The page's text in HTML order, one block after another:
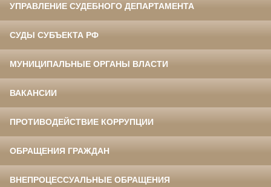
УПРАВЛЕНИЕ СУДЕБНОГО ДЕПАРТАМЕНТА
СУДЫ СУБЪЕКТА РФ
МУНИЦИПАЛЬНЫЕ ОРГАНЫ ВЛАСТИ
ВАКАНСИИ
ПРОТИВОДЕЙСТВИЕ КОРРУПЦИИ
ОБРАЩЕНИЯ ГРАЖДАН
ВНЕПРОЦЕССУАЛЬНЫЕ ОБРАЩЕНИЯ